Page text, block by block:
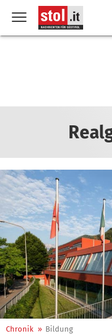
Chronik » Bildung